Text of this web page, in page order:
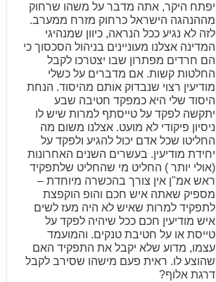
יפתח היקר, אתה מדבר על משהו שרחוק
מההנהגה הישראל כרחוק מזרח ממערב.
לזה לא נגיע ככל הנראה, כיוון שמנהיגי
המדינה אצלנו מעוניינים בניהול הסכסוך כי
הם חרדים מפתרון שבו יצטרכו לקבל
החלטות קשות. אם מדברים על כשלי
מודיעין רצוי שנבדוק אותם מהיסוד. הנחת
היסוד שלי היא כמפקד חטיבה שבע
יתקשה לפקד על טייסתף למרות שיש לו
ניסיון פיקודי לא מועט. אצלנו משום מה
החליטו שכל אדם יכול להגיע ולפקד על
יחידת מודיעין. בעשרים השנים האחרונות
(אולי יותר ) החליט מי שהחליט שלתפקיד
ראש אמ"ן אין צורך בהכשרה מיוחדת –
מספיק שאתה איש חכם והופ הוקפצת
לתפקיד למרות שאיש לא היה מעז לשים
איש מודיעין חכם ככל שיהיה לפקד על
טייסת או על חטיבת טנקים. והמועמד
עצמו, מדוע שלא יקבל את התפקיד האם
שהוצע לו. ראית פעם מישהו שסירב לקבל
דרגת אלוף?